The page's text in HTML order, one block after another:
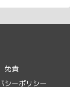
免責
シーポリシー